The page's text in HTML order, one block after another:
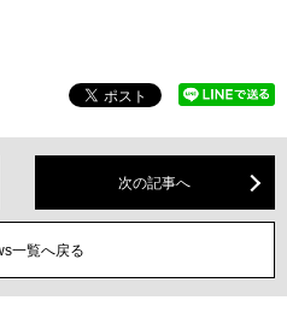
次の記事へ
一覧へ戻る